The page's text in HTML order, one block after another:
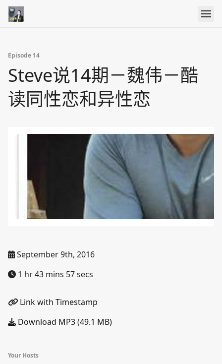
Episode 14
Steve说14期－魏伟－酷
读同性恋和异性恋
September 9th, 2016
1 hr 43 mins 57 secs
Link with Timestamp
Download MP3 (49.1 MB)
Your Hosts